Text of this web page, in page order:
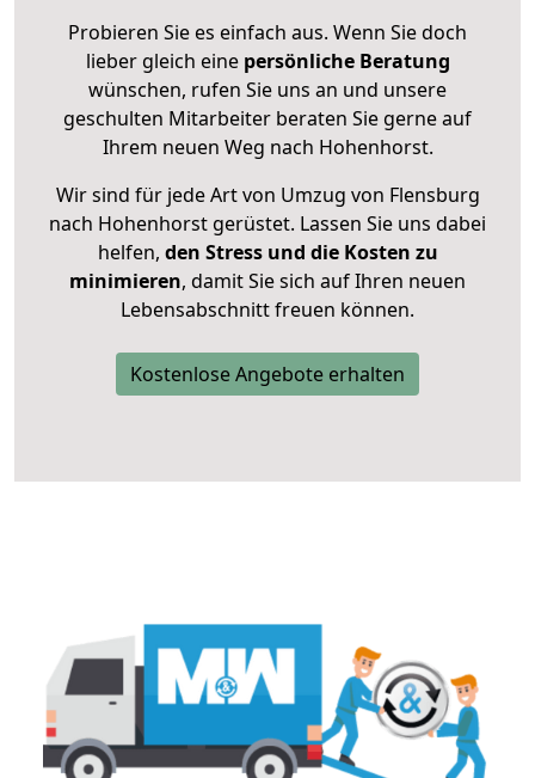
Probieren Sie es einfach aus. Wenn Sie doch
lieber gleich eine persönliche Beratung
wünschen, rufen Sie uns an und unsere
geschulten Mitarbeiter beraten Sie gerne auf
Ihrem neuen Weg nach Hohenhorst.
Wir sind für jede Art von Umzug von Flensburg
nach Hohenhorst gerüstet. Lassen Sie uns dabei
helfen, den Stress und die Kosten zu
minimieren, damit Sie sich auf Ihren neuen
Lebensabschnitt freuen können.
Kostenlose Angebote erhalten